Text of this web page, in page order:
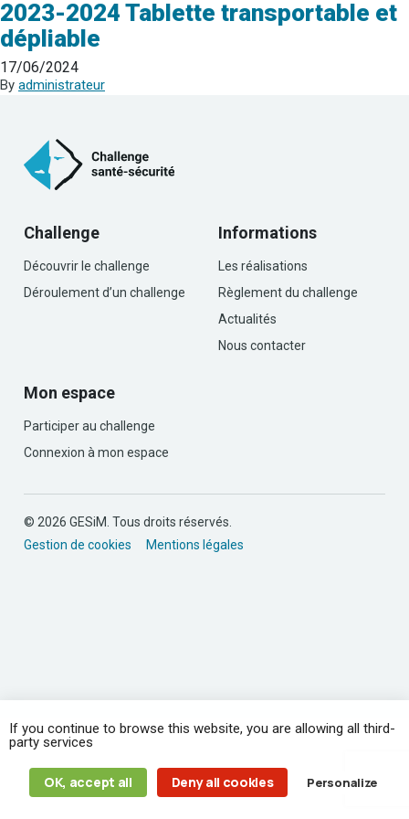
2023-2024 Tablette transportable et
dépliable
17/06/2024
By administrateur
Challenge
Découvrir le challenge
Déroulement d’un challenge
Informations
Les réalisations
Règlement du challenge
Actualités
Nous contacter
Mon espace
Participer au challenge
Connexion à mon espace
© 2026 GESiM. Tous droits réservés.
Gestion de cookies
Mentions légales
If you continue to browse this website, you are allowing all third-
party services
OK, accept all Deny all cookies Personalize